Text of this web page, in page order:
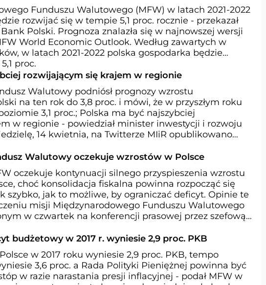
Funduszu Walutowego (MFW) w latach 2021-2022
rozwijać się w tempie 5,1 proc. rocznie - przekazał
Polski. Prognoza znalazła się w najnowszej wersji
World Economic Outlook. Według zawartych w
w latach 2021-2022 polska gospodarka będzie
proc.
rozwijającym się krajem w regionie
Walutowy podniósł prognozy wzrostu
na ten rok do 3,8 proc. i mówi, że w przyszłym roku
3,1 proc.; Polska ma być najszybciej
w regionie - powiedział minister inwestycji i rozwoju
14 kwietnia, na Twitterze MIiR opublikowano
Walutowy oczekuje wzrostów w Polsce
oczekuje kontynuacji silnego przyspieszenia wzrostu
choć konsolidacja fiskalna powinna rozpocząć się
szybko, jak to możliwe, by ograniczać deficyt. Opinie te
misji Międzynarodowego Funduszu Walutowego
w czwartek na konferencji prasowej przez szefową
budżetowy w 2017 r. wyniesie 2,9 proc. PKB
w 2017 roku wyniesie 2,9 proc. PKB, tempo
3,6 proc. a Rada Polityki Pieniężnej powinna być
w razie narastania presji inflacyjnej - podał MFW w